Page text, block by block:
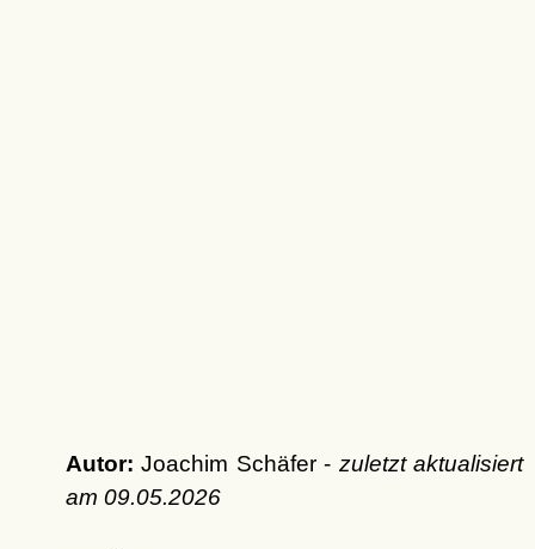
Autor: Joachim Schäfer - zuletzt aktualisiert
am 09.05.2026